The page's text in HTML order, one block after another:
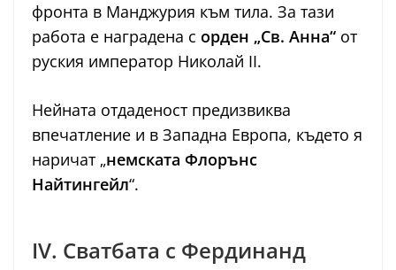
фронта в Манджурия към тила. За тази
работа е наградена с орден „Св. Анна“ от
руския император Николай II.
Нейната отдаденост предизвиква
впечатление и в Западна Европа, където я
наричат „немската Флорънс
Найтингейл“.
IV. Сватбата с Фердинанд